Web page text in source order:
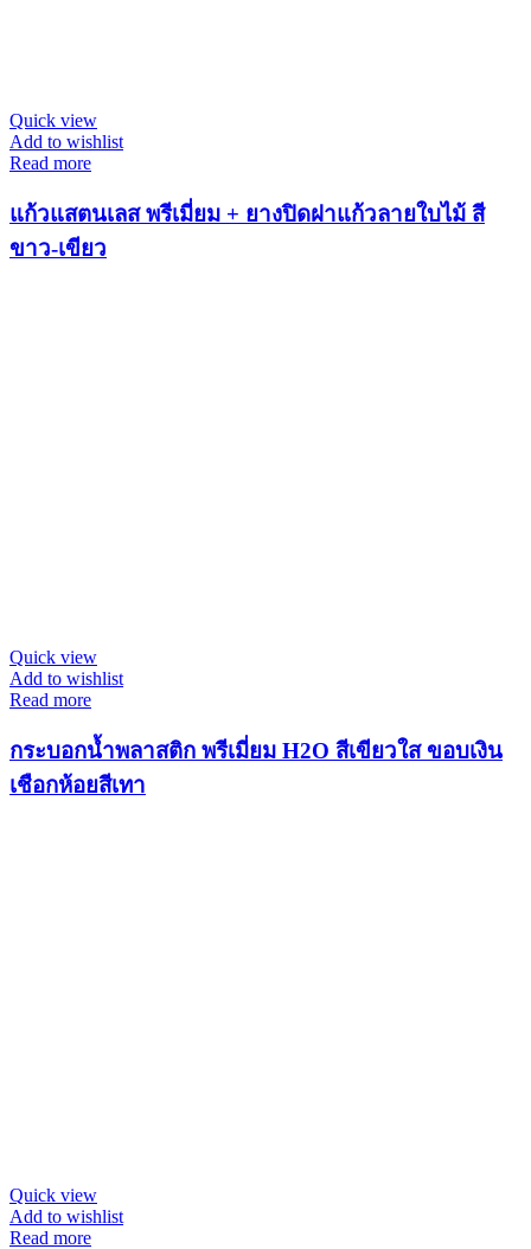
Quick view
Add to wishlist
Read more
แก้วแสตนเลส พรีเมี่ยม + ยางปิดฝาแก้วลายใบไม้ สี
ขาว-เขียว
Quick view
Add to wishlist
Read more
กระบอกน้ำพลาสติก พรีเมี่ยม H2O สีเขียวใส ขอบเงิน
เชือกห้อยสีเทา
Quick view
Add to wishlist
Read more